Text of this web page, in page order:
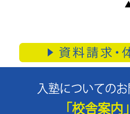
入塾についての
「校舎案内